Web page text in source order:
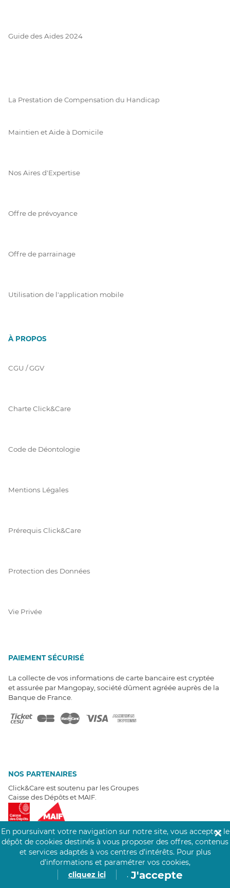
Guide des Aides 2024
La Prestation de Compensation du Handicap
Maintien et Aide à Domicile
Nos Aires d'Expertise
Offre de prévoyance
Offre de parrainage
Utilisation de l'application mobile
À PROPOS
CGU / GGV
Charte Click&Care
Code de Déontologie
Mentions Légales
Prérequis Click&Care
Protection des Données
Vie Privée
PAIEMENT SÉCURISÉ
La collecte de vos informations de carte bancaire est cryptée
et assurée par Mangopay, société dûment agréée auprès de la
Banque de France.
NOS PARTENAIRES
Click&Care est soutenu par les Groupes
Caisse des Dépôts et MAIF.
EXPERTS À VOTRE ÉCOUTE
Un besoin de recrutement ? Click&Care vous accompagne par
En poursuivant votre navigation sur notre site, vous acceptez le
dépôt de cookies destinés à vous proposer des offres, contenus
et services adaptés à vos centres d’intérêts. Pour plus
d’informations et paramétrer vos cookies,
cliquez ici
. J'accepte
✕